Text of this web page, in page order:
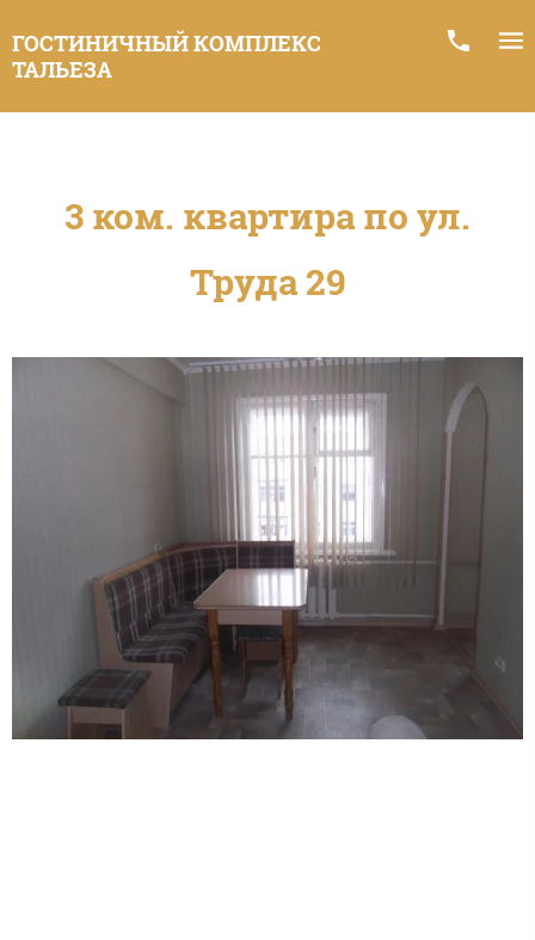
ГОСТИНИЧНЫЙ КОМПЛЕКС
ТАЛЬЕЗА
3 ком. квартира по ул.
Труда 29